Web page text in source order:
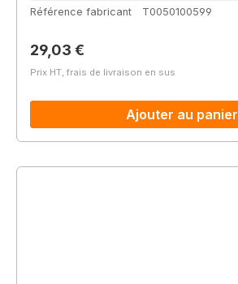
Référence fabricant
T0050100599
Prix régulier :
29,03 €
Prix HT, frais de livraison en sus
Ajouter au panier